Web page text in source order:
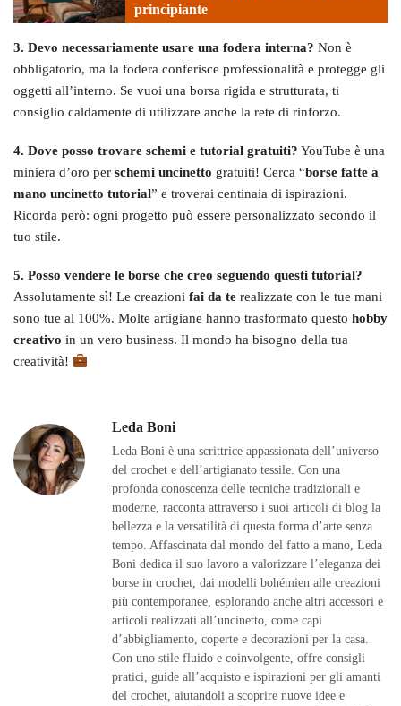
principiante
3. Devo necessariamente usare una fodera interna? Non è
obbligatorio, ma la fodera conferisce professionalità e protegge gli
oggetti all’interno. Se vuoi una borsa rigida e strutturata, ti
consiglio caldamente di utilizzare anche la rete di rinforzo.
4. Dove posso trovare schemi e tutorial gratuiti? YouTube è una
miniera d’oro per schemi uncinetto gratuiti! Cerca “borse fatte a
mano uncinetto tutorial” e troverai centinaia di ispirazioni.
Ricorda però: ogni progetto può essere personalizzato secondo il
tuo stile.
5. Posso vendere le borse che creo seguendo questi tutorial?
Assolutamente sì! Le creazioni fai da te realizzate con le tue mani
sono tue al 100%. Molte artigiane hanno trasformato questo hobby
creativo in un vero business. Il mondo ha bisogno della tua
creatività!
Leda Boni
Leda Boni è una scrittrice appassionata dell’universo
del crochet e dell’artigianato tessile. Con una
profonda conoscenza delle tecniche tradizionali e
moderne, racconta attraverso i suoi articoli di blog la
bellezza e la versatilità di questa forma d’arte senza
tempo. Affascinata dal mondo del fatto a mano, Leda
Boni dedica il suo lavoro a valorizzare l’eleganza dei
borse in crochet, dai modelli bohémien alle creazioni
più contemporanee, esplorando anche altri accessori e
articoli realizzati all’uncinetto, come capi
d’abbigliamento, coperte e decorazioni per la casa.
Con uno stile fluido e coinvolgente, offre consigli
pratici, guide all’acquisto e ispirazioni per gli amanti
del crochet, aiutandoli a scoprire nuove idee e